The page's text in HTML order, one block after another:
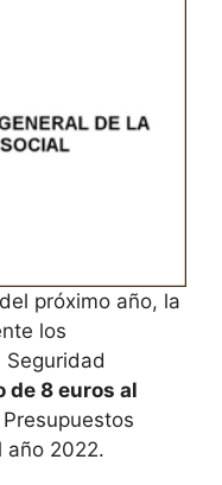
próximo año, la
los
de 8 euros al
año 2022.